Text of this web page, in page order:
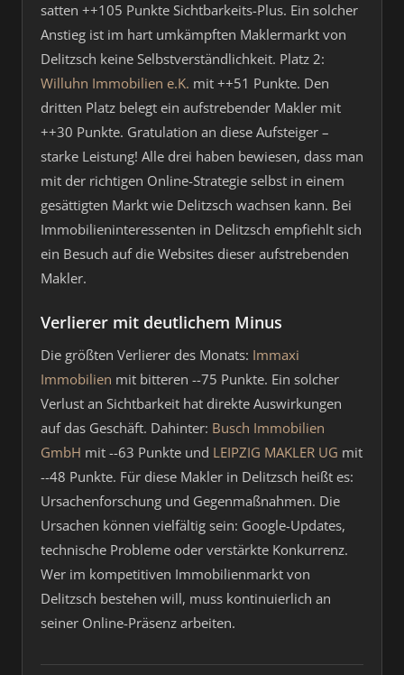
satten ++105 Punkte Sichtbarkeits-Plus. Ein solcher
Anstieg ist im hart umkämpften Maklermarkt von
Delitzsch keine Selbstverständlichkeit. Platz 2:
Willuhn Immobilien e.K. mit ++51 Punkte. Den
dritten Platz belegt ein aufstrebender Makler mit
++30 Punkte. Gratulation an diese Aufsteiger –
starke Leistung! Alle drei haben bewiesen, dass man
mit der richtigen Online-Strategie selbst in einem
gesättigten Markt wie Delitzsch wachsen kann. Bei
Immobilieninteressenten in Delitzsch empfiehlt sich
ein Besuch auf die Websites dieser aufstrebenden
Makler.
Verlierer mit deutlichem Minus
Die größten Verlierer des Monats: Immaxi
Immobilien mit bitteren --75 Punkte. Ein solcher
Verlust an Sichtbarkeit hat direkte Auswirkungen
auf das Geschäft. Dahinter: Busch Immobilien
GmbH mit --63 Punkte und LEIPZIG MAKLER UG mit
--48 Punkte. Für diese Makler in Delitzsch heißt es:
Ursachenforschung und Gegenmaßnahmen. Die
Ursachen können vielfältig sein: Google-Updates,
technische Probleme oder verstärkte Konkurrenz.
Wer im kompetitiven Immobilienmarkt von
Delitzsch bestehen will, muss kontinuierlich an
seiner Online-Präsenz arbeiten.